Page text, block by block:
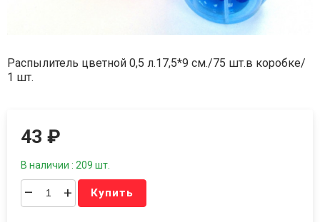
Распылитель цветной 0,5 л.17,5*9 см./75 шт.в коробке/
1 шт.
43₽
В наличии : 209 шт.
– + Купить